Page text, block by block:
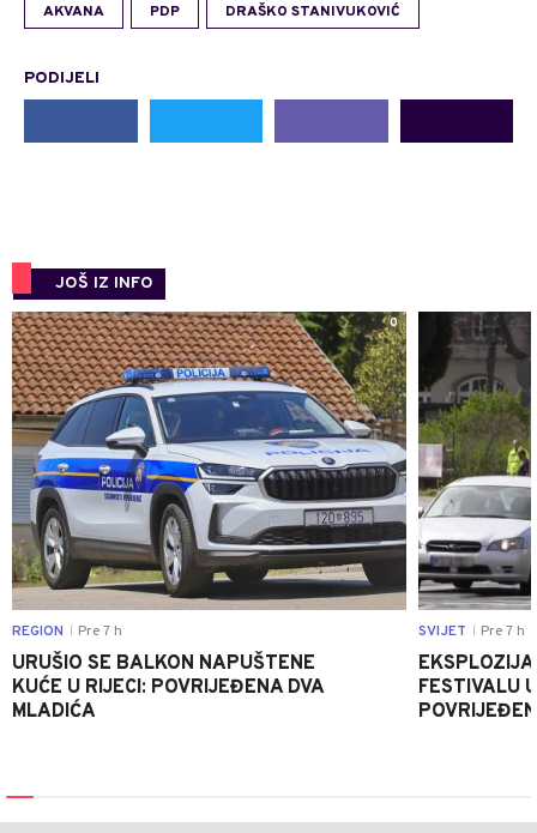
AKVANA PDP DRAŠKO STANIVUKOVIĆ
PODIJELI
JOŠ IZ INFO
0
REGION Pre 7 h
URUŠIO SE BALKON NAPUŠTENE
KUĆE U RIJECI: POVRIJEĐENA DVA
MLADIĆA
SVIJET Pre 7 h
FESTIVALU